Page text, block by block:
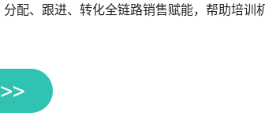
配、跟进、转化全链路销售赋能，帮助培训